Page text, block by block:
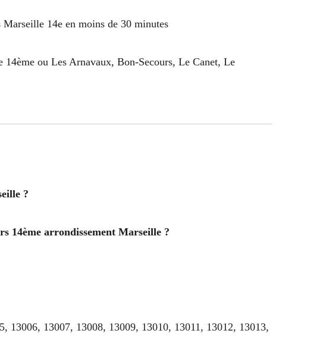
14e en moins de 30 minutes
14ème ou Les Arnavaux, Bon-Secours, Le Canet, Le
?
14ème arrondissement Marseille ?
13006, 13007, 13008, 13009, 13010, 13011, 13012, 13013,